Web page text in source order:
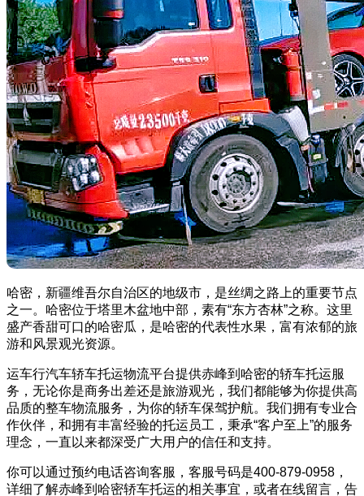
哈密，新疆维吾尔自治区的地级市，是丝绸之路上的重要节点
之一。哈密位于塔里木盆地中部，素有“东方杏林”之称。这里
盛产香甜可口的哈密瓜，是哈密的代表性水果，富有浓郁的旅
游和风景观光资源。
运车行汽车轿车托运物流平台提供赤峰到哈密的轿车托运服
务，无论你是商务出差还是旅游观光，我们都能够为你提供高
品质的整车物流服务，为你的轿车保驾护航。我们拥有专业合
作伙伴，和拥有丰富经验的托运员工，秉承“客户至上”的服务
理念，一直以来都深受广大用户的信任和支持。
你可以通过预约电话咨询客服，客服号码是400-879-0958，
详细了解赤峰到哈密轿车托运的相关事宜，或者在线留言，告